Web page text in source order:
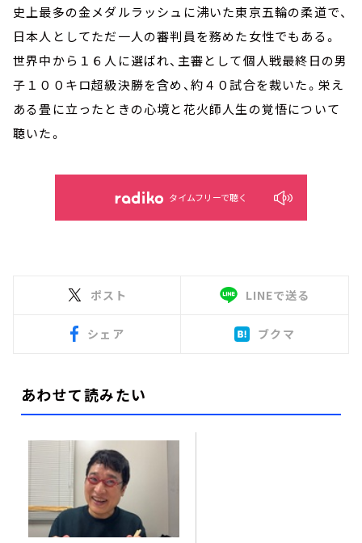
史上最多の金メダルラッシュに沸いた東京五輪の柔道で、
日本人としてただ一人の審判員を務めた女性でもある。
世界中から１６人に選ばれ、主審として個人戦最終日の男
子１００キロ超級決勝を含め、約４０試合を裁いた。栄え
ある畳に立ったときの心境と花火師人生の覚悟について
聴いた。
タイムフリーで聴く
ポスト LINEで送る
シェア ブクマ
あわせて読みたい